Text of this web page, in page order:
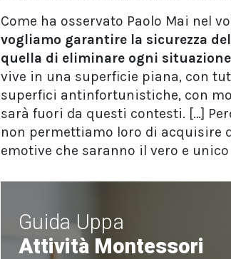
Come ha osservato Paolo Mai nel
vogliamo garantire la sicurezza
quella di eliminare ogni
vive in una superficie piana, con
superfici antinfortunistiche, con
sarà fuori da questi contesti. […]
non permettiamo loro di acquisire
emotive che saranno il vero e
Guida Uppa
Attività Montessori